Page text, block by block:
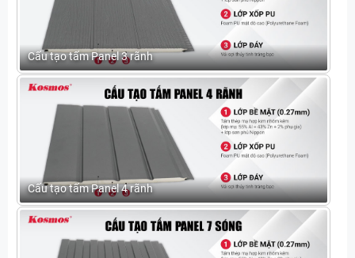
Cấu tạo tấm Panel 3 rãnh
Cấu tạo tấm Panel 4 rãnh